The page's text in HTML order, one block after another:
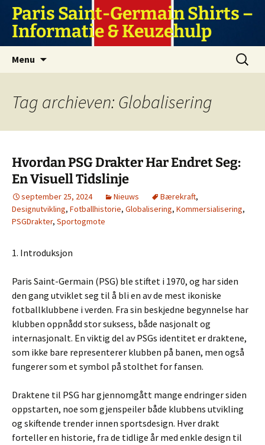
naar
inhoud
Paris Saint-Germain Shirts –
Informatie & Keuzehulp
Menu
Zoeken
naar:
Tag archieven: Globalisering
Hvordan PSG Drakter Har Endret Seg:
En Visuell Tidslinje
september 25, 2024 Nieuws Bærekraft,
Designutvikling, Fotballhistorie, Globalisering, Kommersialisering,
PSGDrakter, Sportogmote
1. Introduksjon
Paris Saint-Germain (PSG) ble stiftet i 1970, og har siden
den gang utviklet seg til å bli en av de mest ikoniske
fotballklubbene i verden. Fra sin beskjedne begynnelse har
klubben oppnådd stor suksess, både nasjonalt og
internasjonalt. En viktig del av PSGs identitet er draktene,
som ikke bare representerer klubben på banen, men også
fungerer som et symbol på stolthet for fansen.
Draktene til PSG har gjennomgått mange endringer siden
oppstarten, noe som gjenspeiler både klubbens utvikling
og skiftende trender innen sportsdesign. Hver drakt
forteller en historie, fra de tidlige år med enkle design til